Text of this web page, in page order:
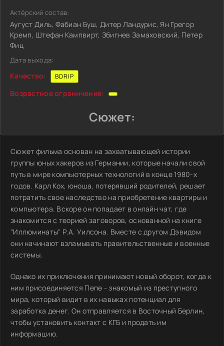
Актёрский состав:
Аугуст Диль, Фабиан Буш, Дитер Ландурис, Ян Грегор
Кремп, Штефан Кампвирт, Збигнев Замаховский, Петер
Фиц
Дата выхода:
Качество: BDRIP
Возрастное ограничение:
Сюжет:
Сюжет фильма основан на захватывающей истории
группы юных хакеров из Германии, которые начали свой
путь в мире компьютерных технологий в конце 1980-х
годов. Карл Кох, юноша, потерявший родителей, решает
потратить свое наследство на приобретение квартиры и
компьютера. Вскоре он попадает в онлайн чат, где
знакомится с теорией заговоров, основанной на книге
"Иллюминаты" Р.А. Уилсона. Вместе с другом Дэвидом
они начинают взламывать правительственные и военные
системы.
Однако их приключения принимают новый оборот, когда к
ним присоединяется Пепе - знакомый из преступного
мира, который видит в их навыках потенциал для
заработка денег. Он отправляется в Восточный Берлин,
чтобы установить контакт с КГБ и продать им
информацию.